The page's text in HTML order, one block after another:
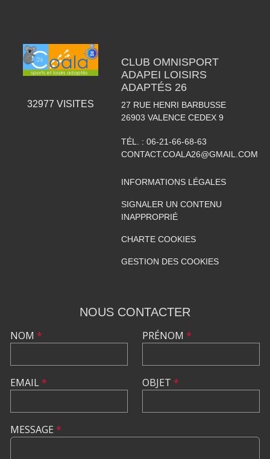
32977 VISITES
CLUB OMNISPORT
ADAPEI LOISIRS
ADAPTÉS 26
27 RUE HENRI BARBUSSE
26903 VALENCE CEDEX 9
TÉL. : 06-21-66-68-63
CONTACT.COALA26@GMAIL.COM
INFORMATIONS LÉGALES
SIGNALER UN CONTENU
INAPPROPRIÉ
CHARTE COOKIES
GESTION DES COOKIES
NOUS CONTACTER
NOM *
EMAIL*
PRÉNOM *
OBJET *
MESSAGE *